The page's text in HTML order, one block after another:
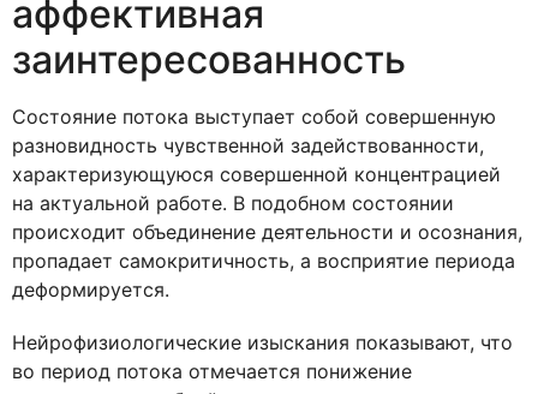
аффективная
заинтересованность
Состояние потока выступает собой совершенную
разновидность чувственной задействованности,
характеризующуюся совершенной концентрацией
на актуальной работе. В подобном состоянии
происходит объединение деятельности и осознания,
пропадает самокритичность, а восприятие периода
деформируется.
Нейрофизиологические изыскания показывают, что
во период потока отмечается понижение